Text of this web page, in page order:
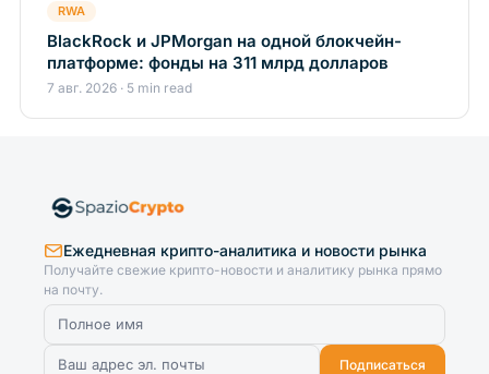
RWA
BlackRock и JPMorgan на одной блокчейн-
платформе: фонды на 311 млрд долларов
7 авг. 2026 · 5 min read
Ежедневная крипто-аналитика и новости рынка
Получайте свежие крипто-новости и аналитику рынка прямо
на почту.
Подписаться